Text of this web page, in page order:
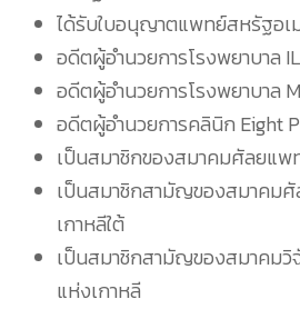
ได้รับใบอนุญาตแพทย์สหรัฐอเ
อดีตผู้อำนวยการโรงพยาบาล
อดีตผู้อำนวยการโรงพยาบาล
อดีตผู้อำนวยการคลินิก Eight
เป็นสมาชิกของสมาคมศัลยแพ
เป็นสมาชิกสามัญของสมาคม
เกาหลีใต้
เป็นสมาชิกสามัญของสมาคมวิ
แห่งเกาหลี